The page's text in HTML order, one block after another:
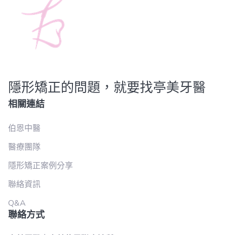
隱形矯正的問題，就要找亭美牙醫
相關連結
伯恩中醫
醫療團隊
隱形矯正案例分享
聯絡資訊
Q&A
聯絡方式